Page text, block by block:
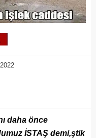
daha önce
İSTAŞ demi,ştik